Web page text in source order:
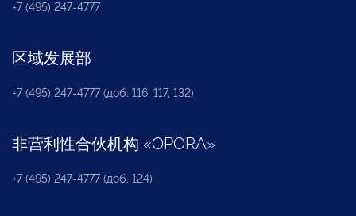
+7 (495) 247-4777
区域发展部
+7 (495) 247-4777 (доб. 116, 117, 132)
非营利性合伙机构 «OPORA»
+7 (495) 247-4777 (доб. 124)